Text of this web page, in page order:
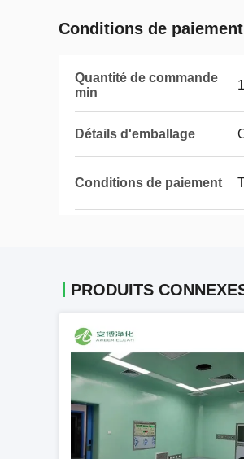
Conditions de
Quantité de commande
min
Détails d'emballage
Conditions de paiement
PRODUITS